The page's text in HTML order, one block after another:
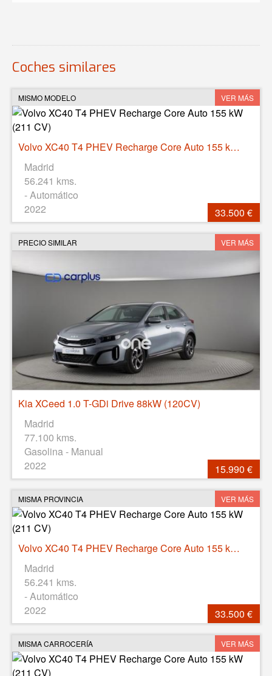
Coches similares
MISMO MODELO VER MÁS
Volvo XC40 T4 PHEV Recharge Core Auto 155 kW (211 CV)
Madrid
56.241 kms.
- Automático
2022
33.500 €
PRECIO SIMILAR VER MÁS
Kia XCeed 1.0 T-GDi Drive 88kW (120CV)
Madrid
77.100 kms.
Gasolina - Manual
2022
15.990 €
MISMA PROVINCIA VER MÁS
Volvo XC40 T4 PHEV Recharge Core Auto 155 kW (211 CV)
Madrid
56.241 kms.
- Automático
2022
33.500 €
MISMA CARROCERÍA VER MÁS